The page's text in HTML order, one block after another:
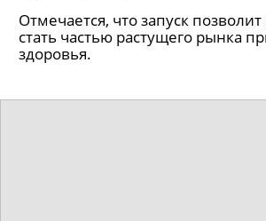
Отмечается, что запуск
стать частью растущего рынка
здоровья.